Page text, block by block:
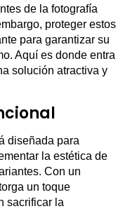
de la fotografía
proteger estos
para garantizar su
Aquí es donde entra
solución atractiva y
diseñada para
la estética de
Con un
un toque
sacrificar la